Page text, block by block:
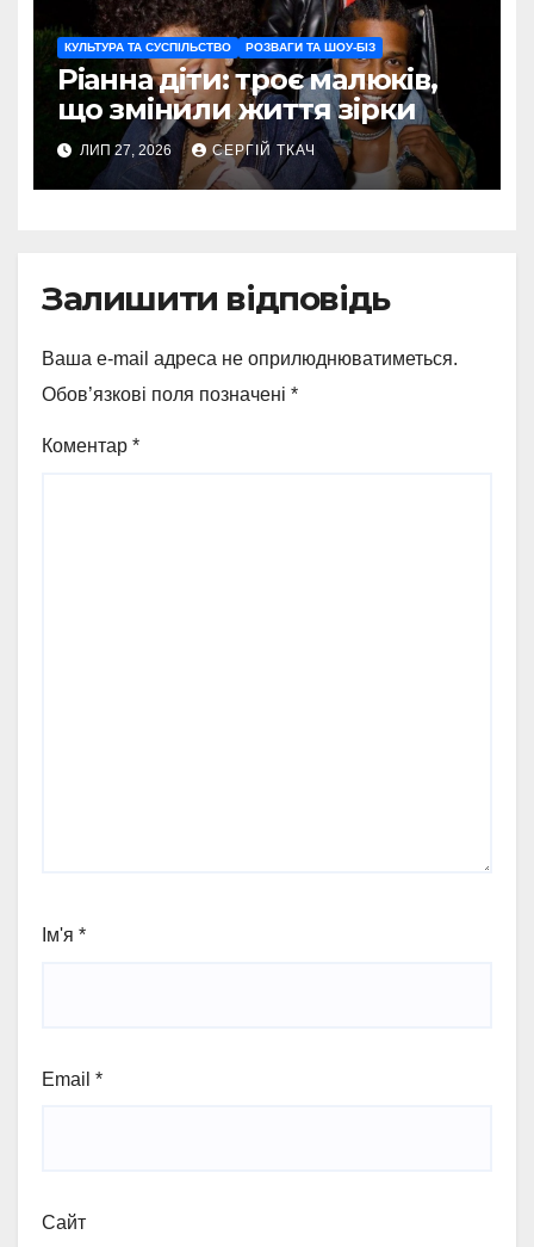
КУЛЬТУРА ТА СУСПІЛЬСТВО РОЗВАГИ ТА ШОУ-БІЗ
Ріанна діти: троє малюків,
що змінили життя зірки
ЛИП 27, 2026 СЕРГІЙ ТКАЧ
Залишити відповідь
Ваша e-mail адреса не оприлюднюватиметься.
Обов’язкові поля позначені *
Коментар *
Ім'я *
Email *
Сайт